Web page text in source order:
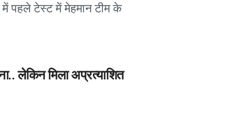
पहले टेस्ट में मेहमान टीम के
लेकिन मिला अप्रत्याशित